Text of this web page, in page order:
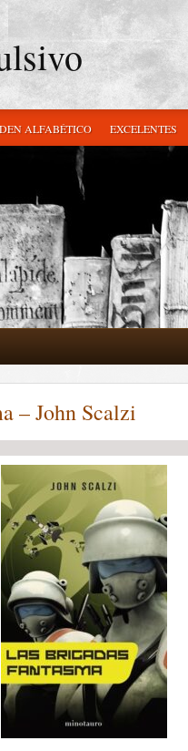
ALFABÉTICO EXCELENTES
– John Scalzi